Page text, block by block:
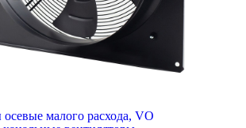
малого расхода, VO